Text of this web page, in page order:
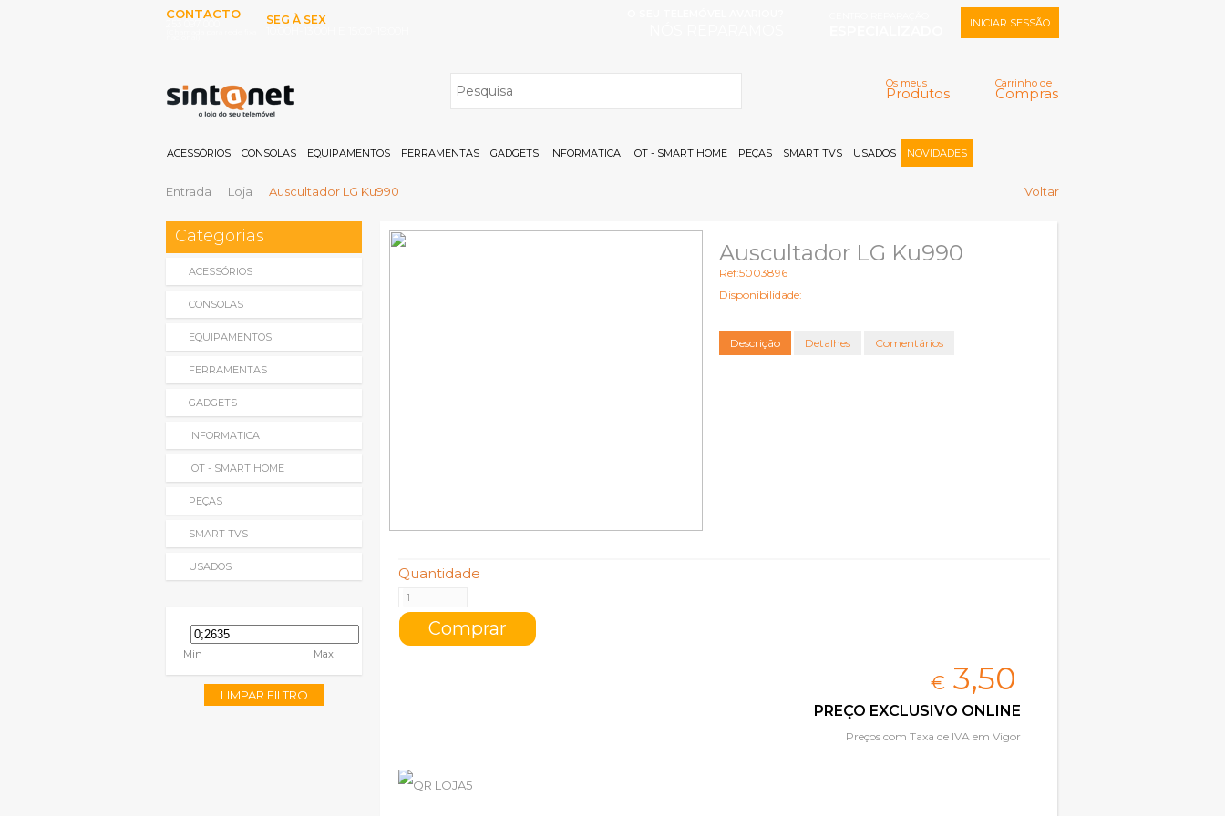
CONTACTO
SEG À SEX
Carrinho de
Compras
Os meus
Produtos
INICIAR SESSÃO
Memorizar
Registar |
ACESSÓRIOS CONSOLAS EQUIPAMENTOS FERRAMENTAS GADGETS INFORMATICA IOT - SMART HOME PEÇAS SMART TVS USADOS NOVIDADES
Entrada Loja Auscultador LG Ku990 Voltar
Categorias
ACESSÓRIOS
CONSOLAS
EQUIPAMENTOS
FERRAMENTAS
GADGETS
INFORMATICA
IOT - SMART HOME
PEÇAS
SMART TVS
USADOS
Min Max
LIMPAR FILTRO
Auscultador LG Ku990
Ref:5003896
Disponibilidade:
Descrição Detalhes Comentários
Quantidade
€ 3,50
PREÇO EXCLUSIVO ONLINE
Preços com Taxa de IVA em Vigor